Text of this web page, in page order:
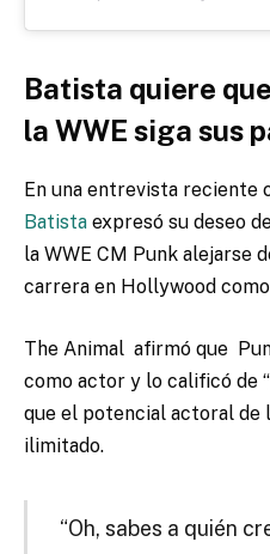
Batista quiere
la WWE siga sus
En una entrevista reciente
Batista expresó su deseo
la WWE CM Punk alejarse
carrera en Hollywood
The Animal afirmó que
como actor y lo calificó de
que el potencial actoral de
ilimitado.
“Oh, sabes a quién